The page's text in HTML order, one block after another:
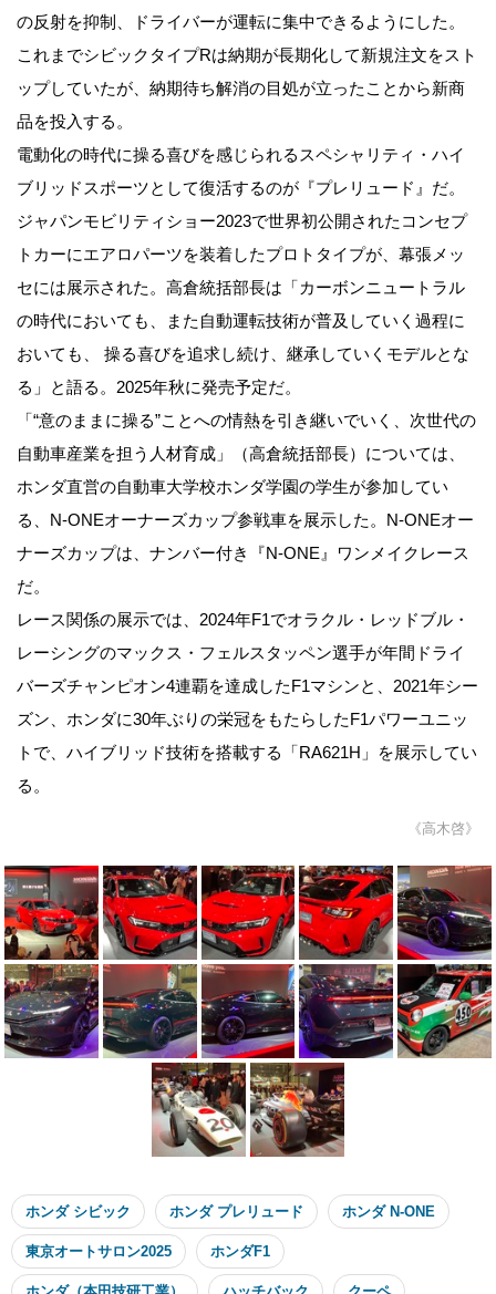
の反射を抑制、ドライバーが運転に集中できるようにした。
これまでシビックタイプRは納期が長期化して新規注文をスト
ップしていたが、納期待ち解消の目処が立ったことから新商
品を投入する。
電動化の時代に操る喜びを感じられるスペシャリティ・ハイ
ブリッドスポーツとして復活するのが『プレリュード』だ。
ジャパンモビリティショー2023で世界初公開されたコンセプ
トカーにエアロパーツを装着したプロトタイプが、幕張メッ
セには展示された。高倉統括部長は「カーボンニュートラル
の時代においても、また自動運転技術が普及していく過程に
おいても、 操る喜びを追求し続け、継承していくモデルとな
る」と語る。2025年秋に発売予定だ。
「“意のままに操る”ことへの情熱を引き継いでいく、次世代の
自動車産業を担う人材育成」（高倉統括部長）については、
ホンダ直営の自動車大学校ホンダ学園の学生が参加してい
る、N-ONEオーナーズカップ参戦車を展示した。N-ONEオー
ナーズカップは、ナンバー付き『N-ONE』ワンメイクレース
だ。
レース関係の展示では、2024年F1でオラクル・レッドブル・
レーシングのマックス・フェルスタッペン選手が年間ドライ
バーズチャンピオン4連覇を達成したF1マシンと、2021年シー
ズン、ホンダに30年ぶりの栄冠をもたらしたF1パワーユニッ
トで、ハイブリッド技術を搭載する「RA621H」を展示してい
る。
《高木啓》
ホンダ シビック ホンダ プレリュード ホンダ N-ONE
東京オートサロン2025 ホンダF1